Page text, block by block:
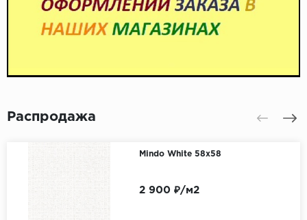
Распродажа
Mindo White 58x58
2 900 ₽/м2